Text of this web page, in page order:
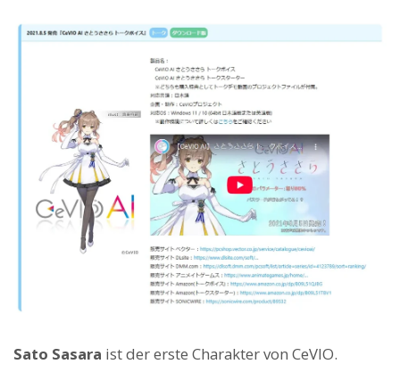
Sato Sasara ist der erste Charakter von CeVIO.